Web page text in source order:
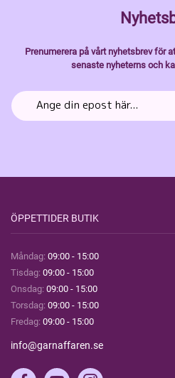
Prenumerera på vårt nyhetsbrev för
senaste nyheterns och
ÖPPETTIDER BUTIK
Måndag: 09:00 - 15:00
Tisdag: 09:00 - 15:00
Onsdag: 09:00 - 15:00
Torsdag: 09:00 - 15:00
Fredag: 09:00 - 15:00
info@garnaffaren.se